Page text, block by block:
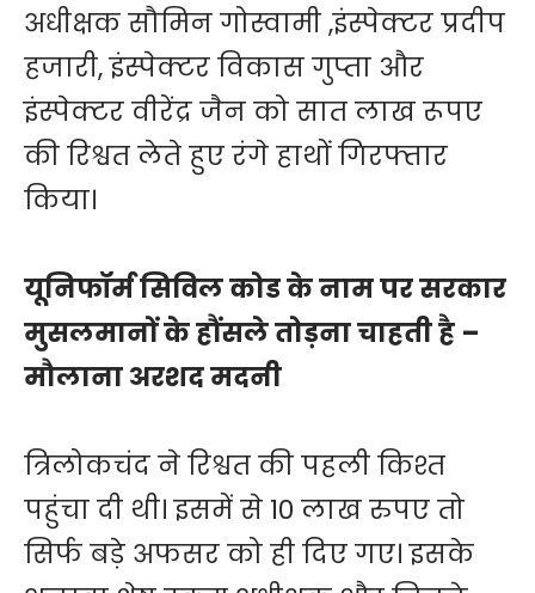
अधीक्षक सौमिन गोस्वामी ,इंस्पेक्टर प्रदीप
हजारी, इंस्पेक्टर विकास गुप्ता और
इंस्पेक्टर वीरेंद्र जैन को सात लाख रूपए
की रिश्वत लेते हुए रंगे हाथों गिरफ्तार
किया।
यूनिफॉर्म सिविल कोड के नाम पर सरकार
मुसलमानों के हौंसले तोड़ना चाहती है –
मौलाना अरशद मदनी
त्रिलोकचंद ने रिश्वत की पहली किश्त
पहुंचा दी थी। इसमें से 10 लाख रुपए तो
सिर्फ बड़े अफसर को ही दिए गए। इसके